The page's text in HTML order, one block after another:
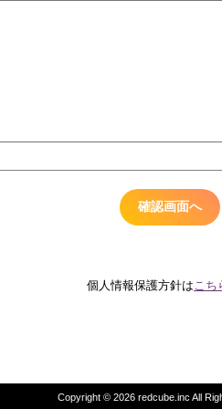
個人情報保護方針はこち
Copyright © 2026 redcube.inc All